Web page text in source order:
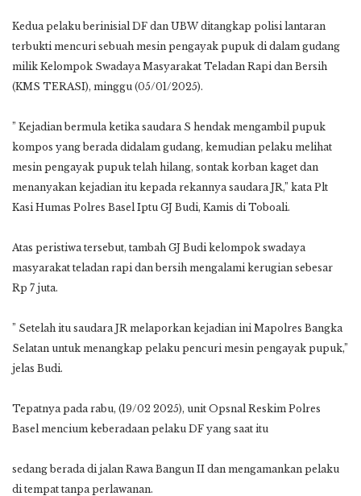
Kedua pelaku berinisial DF dan UBW ditangkap polisi lantaran
terbukti mencuri sebuah mesin pengayak pupuk di dalam gudang
milik Kelompok Swadaya Masyarakat Teladan Rapi dan Bersih
(KMS TERASI), minggu (05/01/2025).
” Kejadian bermula ketika saudara S hendak mengambil pupuk
kompos yang berada didalam gudang, kemudian pelaku melihat
mesin pengayak pupuk telah hilang, sontak korban kaget dan
menanyakan kejadian itu kepada rekannya saudara JR,” kata Plt
Kasi Humas Polres Basel Iptu GJ Budi, Kamis di Toboali.
Atas peristiwa tersebut, tambah GJ Budi kelompok swadaya
masyarakat teladan rapi dan bersih mengalami kerugian sebesar
Rp 7 juta.
” Setelah itu saudara JR melaporkan kejadian ini Mapolres Bangka
Selatan untuk menangkap pelaku pencuri mesin pengayak pupuk,”
jelas Budi.
Tepatnya pada rabu, (19/02 2025), unit Opsnal Reskim Polres
Basel mencium keberadaan pelaku DF yang saat itu
sedang berada di jalan Rawa Bangun II dan mengamankan pelaku
di tempat tanpa perlawanan.